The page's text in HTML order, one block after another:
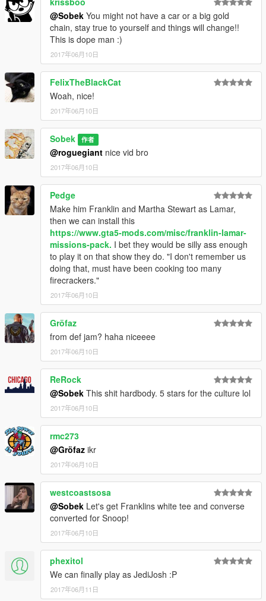
@Sobek You might not have a car or a big gold
chain, stay true to yourself and things will change!!
This is dope man :)
2017年06月10日
FelixTheBlackCat
Woah, nice!
2017年06月10日
Sobek 作者
@roguegiant nice vid bro
2017年06月10日
Pedge
Make him Franklin and Martha Stewart as Lamar,
then we can install this
https://www.gta5-mods.com/misc/franklin-lamar-
missions-pack. I bet they would be silly ass enough
to play it on that show they do. "I don't remember us
doing that, must have been cooking too many
firecrackers."
2017年06月10日
Gröfaz
from def jam? haha niceeee
2017年06月10日
ReRock
@Sobek This shit hardbody. 5 stars for the culture lol
2017年06月10日
rmc273
@Gröfaz ikr
2017年06月10日
westcoastsosa
@Sobek Let's get Franklins white tee and converse
converted for Snoop!
2017年06月10日
phexitol
We can finally play as JediJosh :P
2017年06月11日